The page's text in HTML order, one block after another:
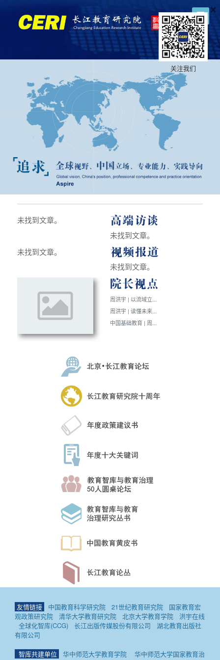
未找到文章。
未找到文章。
未找到文章。
未找到文章。
周洪宇 | 以流域立...
周洪宇 | 读懂未来...
中国基础教育 | 周...
友情链接 中国教育科学研究院 21世纪教育研究院
国家教育宏
观政策研究院
清华大学教育研究院 北京大学教育学院
洪宇在线
全球化智库(CCG)
长江出版传媒股份有限公司
湖北教育出版社
有限公司
智库共建单位 华中师范大学教育学院
华中师范大学国家教育治
关注我们
×